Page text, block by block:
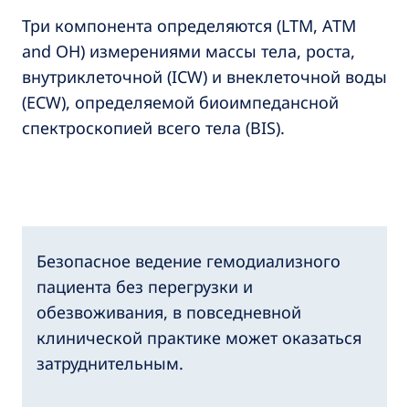
Три компонента определяются (LTM, ATM
and OH) измерениями массы тела, роста,
внутриклеточной (ICW) и внеклеточной воды
(ECW), определяемой биоимпедансной
спектроскопией всего тела (BIS).
Безопасное ведение гемодиализного
пациента без перегрузки и
обезвоживания, в повседневной
клинической практике может оказаться
затруднительным.